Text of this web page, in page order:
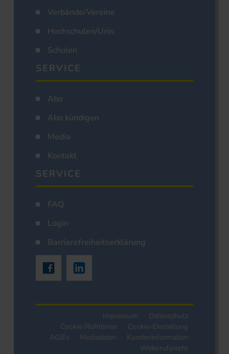
Verbände/Vereine
Hochschulen/Unis
Schulen
SERVICE
Abo
Abo kündigen
Media
Kontakt
SERVICE
FAQ
Login
Barrierefreiheitserklärung
Impressum
Datenschutz
Cookie-Richtlinien
Cookie-Einstellung
AGB's
Mediadaten
Kundeninformation
Widerrufsrecht